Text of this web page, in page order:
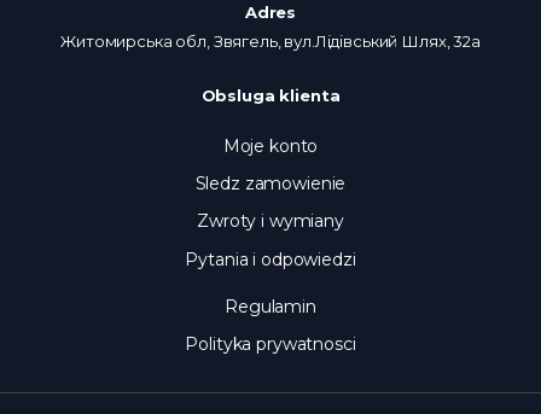
Adres
Житомирська обл, Звягель, вул.Лідівський Шлях, 32а
Obsluga klienta
Moje konto
Sledz zamowienie
Zwroty i wymiany
Pytania i odpowiedzi
Regulamin
Polityka prywatnosci